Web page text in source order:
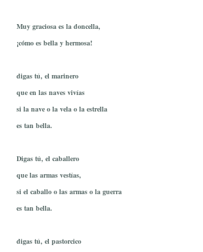
Muy graciosa es la doncella,
¡cómo es bella y hermosa!
digas tú, el marinero
que en las naves vivías
si la nave o la vela o la estrella
es tan bella.
Digas tú, el caballero
que las armas vestías,
si el caballo o las armas o la guerra
es tan bella.
digas tú, el pastorcico